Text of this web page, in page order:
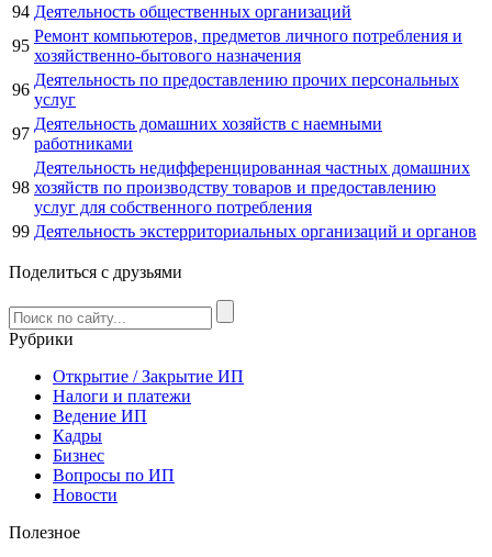
94 Деятельность общественных организаций
95
Ремонт компьютеров, предметов личного потребления и
хозяйственно-бытового назначения
96
Деятельность по предоставлению прочих персональных
услуг
97
Деятельность домашних хозяйств с наемными
работниками
98
Деятельность недифференцированная частных домашних
хозяйств по производству товаров и предоставлению
услуг для собственного потребления
99 Деятельность экстерриториальных организаций и органов
Поделиться с друзьями
Рубрики
Открытие / Закрытие ИП
Налоги и платежи
Ведение ИП
Кадры
Бизнес
Вопросы по ИП
Новости
Полезное